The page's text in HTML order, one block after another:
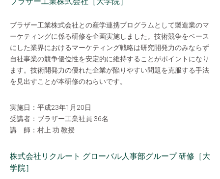
ブラザー工業株式会社との産学連携プログラムとして製造業のマ
ーケティングに係る研修を企画実施しました。技術競争をベース
にした業界におけるマーケティング戦略は研究開発力のみならず
自社事業の競争優位性を安定的に維持することがポイントになり
ます。技術開発力の優れた企業が陥りやすい問題を克服する手法
を見出すことが本研修のねらいです。
実施日：平成23年1月20日
受講者：ブラザー工業社員 36名
講 師：村上 功 教授
株式会社リクルート グローバル人事部グループ 研修［大
学院］